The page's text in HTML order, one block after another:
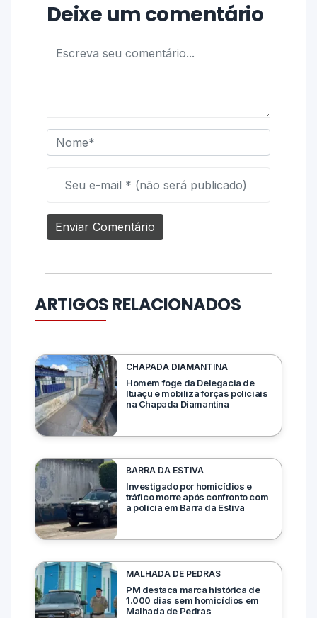
Deixe um comentário
ARTIGOS RELACIONADOS
CHAPADA DIAMANTINA
Homem foge da Delegacia de
Ituaçu e mobiliza forças policiais
na Chapada Diamantina
BARRA DA ESTIVA
Investigado por homicídios e
tráfico morre após confronto com
a polícia em Barra da Estiva
MALHADA DE PEDRAS
PM destaca marca histórica de
1.000 dias sem homicídios em
Malhada de Pedras